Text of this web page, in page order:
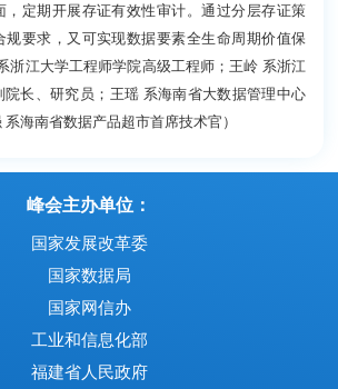
，定期开展存证有效性审计。通过分层存证策
规要求，又可实现数据要素全生命周期价值保
浙江大学工程师学院高级工程师；王岭 系浙江
院长、研究员；王瑶 系海南省大数据管理中心
海南省数据产品超市首席技术官）
峰会主办单位：
国家发展改革委
国家数据局
国家网信办
工业和信息化部
福建省人民政府